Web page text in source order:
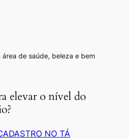
área de saúde, beleza e bem
elevar o nível do
NO TÁ